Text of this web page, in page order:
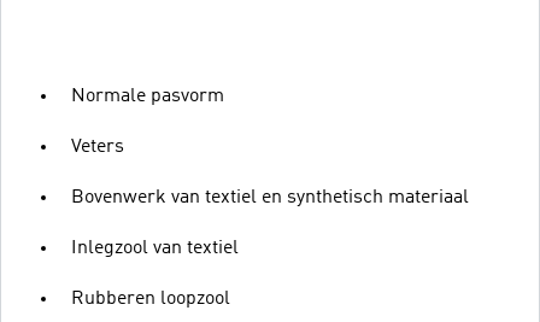
Normale pasvorm
Veters
Bovenwerk van textiel en synthetisch materiaal
Inlegzool van textiel
Rubberen loopzool